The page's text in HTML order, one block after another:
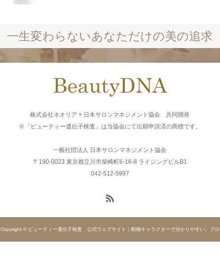
一生変わらないあなただけの美の追求
株式会社ネオリア × 日本サロンマネジメント協会 共同開発
※「ビューティー遺伝子検査」は当協会にて出願申請済の商標です。
一般社団法人 日本サロンマネジメント協会
〒190-0023 東京都立川市柴崎町6-16-8 ライジングビルB1
042-512-5997
Copyright © ビューティー遺伝子検査 公式ウェブサイト｜動物キャラクターで分かりやすい。プロ